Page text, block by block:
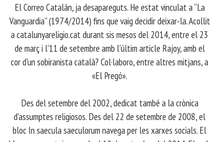
El Correo Catalán, ja desapareguts. He estat vinculat a “La
Vanguardia” (1974/2014) fins que vaig decidir deixar-la. Acollit
a catalunyareligio.cat durant sis mesos del 2014, entre el 23
de març i l'11 de setembre amb l'últim article Rajoy, amb el
cor d'un sobiranista català? Col·laboro, entre altres mitjans, a
«El Pregó».
​ Des del setembre del 2002, dedicat també a la crònica
d'assumptes religiosos. Des del 22 de setembre de 2008, el
bloc In saecula saeculorum navega per les xarxes socials. El